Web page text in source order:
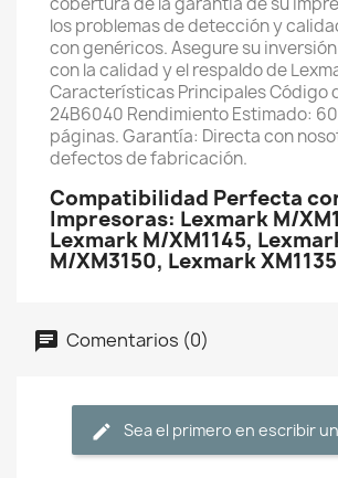
los problemas de detección y
con genéricos. Asegure su
con la calidad y el respaldo de
Características Principales Código
24B6040 Rendimiento Estimado:
páginas. Garantía: Directa con
defectos de fabricación.
Compatibilidad Perfecta
Impresoras: Lexmark M/
Lexmark M/XM1145,
M/XM3150, Lexmark XM1135
Comentarios (0)
Sea el primero en escribir